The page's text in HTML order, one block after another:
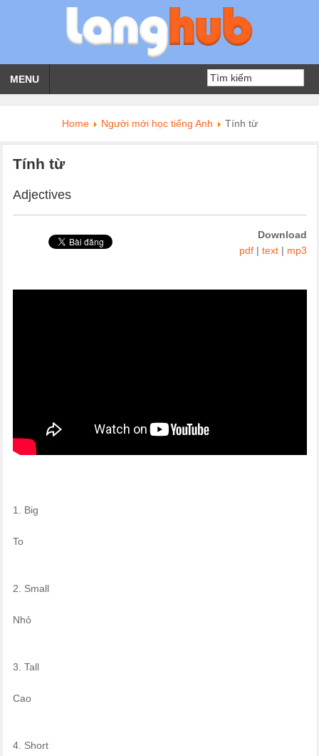
MENU
Home Người mới học tiếng Anh Tính từ
Tính từ
Adjectives
Download
pdf| text| mp3
1. Big
To
2. Small
Nhỏ
3. Tall
Cao
4. Short